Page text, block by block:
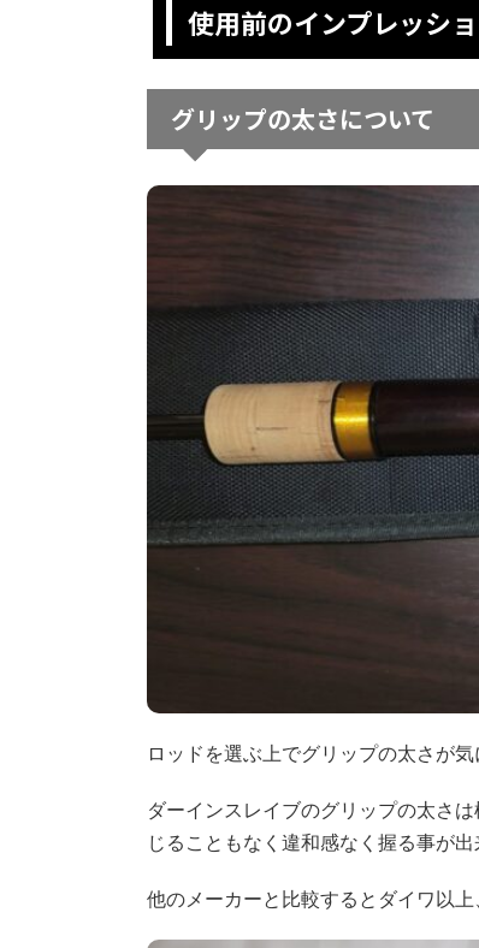
使用前のインプレッシ
グリップの太さについて
ロッドを選ぶ上でグリップの太さが
ダーインスレイブのグリップの太さ
じることもなく違和感なく握る事が出
他のメーカーと比較するとダイワ以